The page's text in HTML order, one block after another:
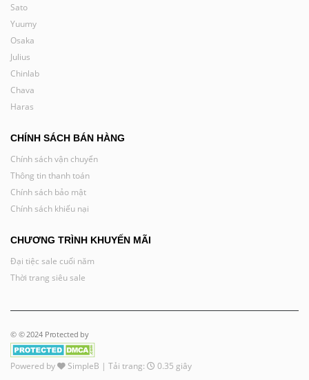
Sato
Yuumy
Osaka
Julius
Chinlab
Chava
Haras
CHÍNH SÁCH BÁN HÀNG
Chính sách vận chuyển
Thông tin thanh toán
Chính sách bảo mật
Chính sách khiếu nại
CHƯƠNG TRÌNH KHUYẾN MÃI
Đại tiệc sale cuối năm
Thời trang siêu sale
© © 2024 Protected by
Powered by SimpleB | Tải trang: 0.35 giây